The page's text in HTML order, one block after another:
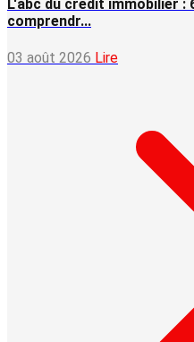
L'abc du crédit immobilier
comprendr...
03 août 2026 Lire